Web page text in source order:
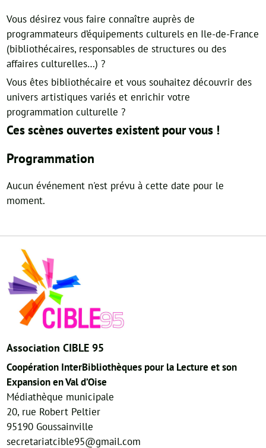
Vous désirez vous faire connaître auprès de
programmateurs d’équipements culturels en Ile-de-France
(bibliothécaires, responsables de structures ou des
affaires culturelles…) ?
Vous êtes bibliothécaire et vous souhaitez découvrir des
univers artistiques variés et enrichir votre
programmation culturelle ?
Ces scènes ouvertes existent pour vous !
Programmation
Aucun événement n'est prévu à cette date pour le
moment.
Association CIBLE 95
Coopération InterBibliothèques pour la Lecture et son
Expansion en Val d’Oise
Médiathèque municipale
20, rue Robert Peltier
95190 Goussainville
secretariatcible95@gmail.com